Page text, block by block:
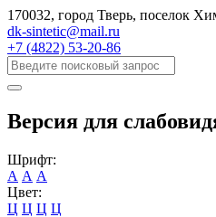
170032, город Тверь, поселок
dk-sintetic@mail.ru
+7 (4822) 53-20-86
Версия для
Шрифт:
А А А
Цвет:
Ц Ц Ц Ц